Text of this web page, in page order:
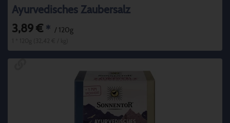
Ayurvedisches Zaubersalz
3,89 € * / 120g